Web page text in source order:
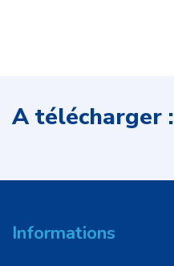
A télécharger :
Informations